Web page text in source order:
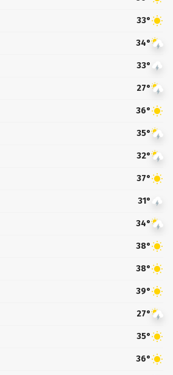
33°
34°
33°
27°
36°
35°
32°
37°
31°
34°
38°
38°
39°
27°
35°
36°